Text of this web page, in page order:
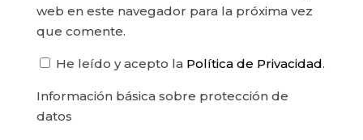
web en este navegador para la próxima vez
que comente.
He leído y acepto la Política de Privacidad.
Información básica sobre protección de
datos